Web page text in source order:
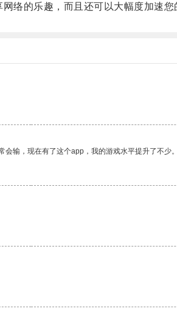
的乐趣，而且还可以大幅度加速您
输，现在有了这个app，我的游戏水平提升了不少。